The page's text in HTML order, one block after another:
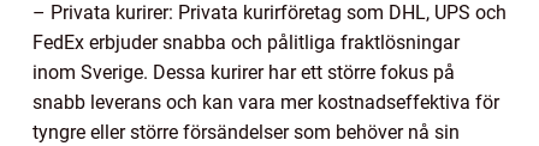
– Privata kurirer: Privata kurirföretag som DHL, UPS och
FedEx erbjuder snabba och pålitliga fraktlösningar
inom Sverige. Dessa kurirer har ett större fokus på
snabb leverans och kan vara mer kostnadseffektiva för
tyngre eller större försändelser som behöver nå sin